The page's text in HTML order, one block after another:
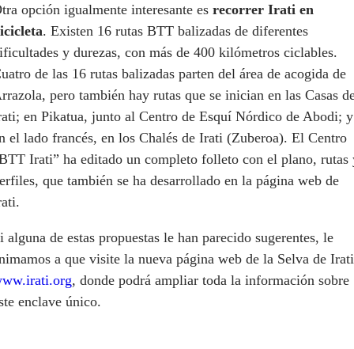
opción igualmente interesante es recorrer Irati en
. Existen 16 rutas BTT balizadas de diferentes
y durezas, con más de 400 kilómetros ciclables.
de las 16 rutas balizadas parten del área de acogida de
pero también hay rutas que se inician en las Casas
en Pikatua, junto al Centro de Esquí Nórdico de Abodi; y
el lado francés, en los Chalés de Irati (Zuberoa). El Centro
Irati” ha editado un completo folleto con el plano, rutas
que también se ha desarrollado en la página web de
alguna de estas propuestas le han parecido sugerentes, le
a que visite la nueva página web de la Selva de Irati
, donde podrá ampliar toda la información sobre
enclave único.